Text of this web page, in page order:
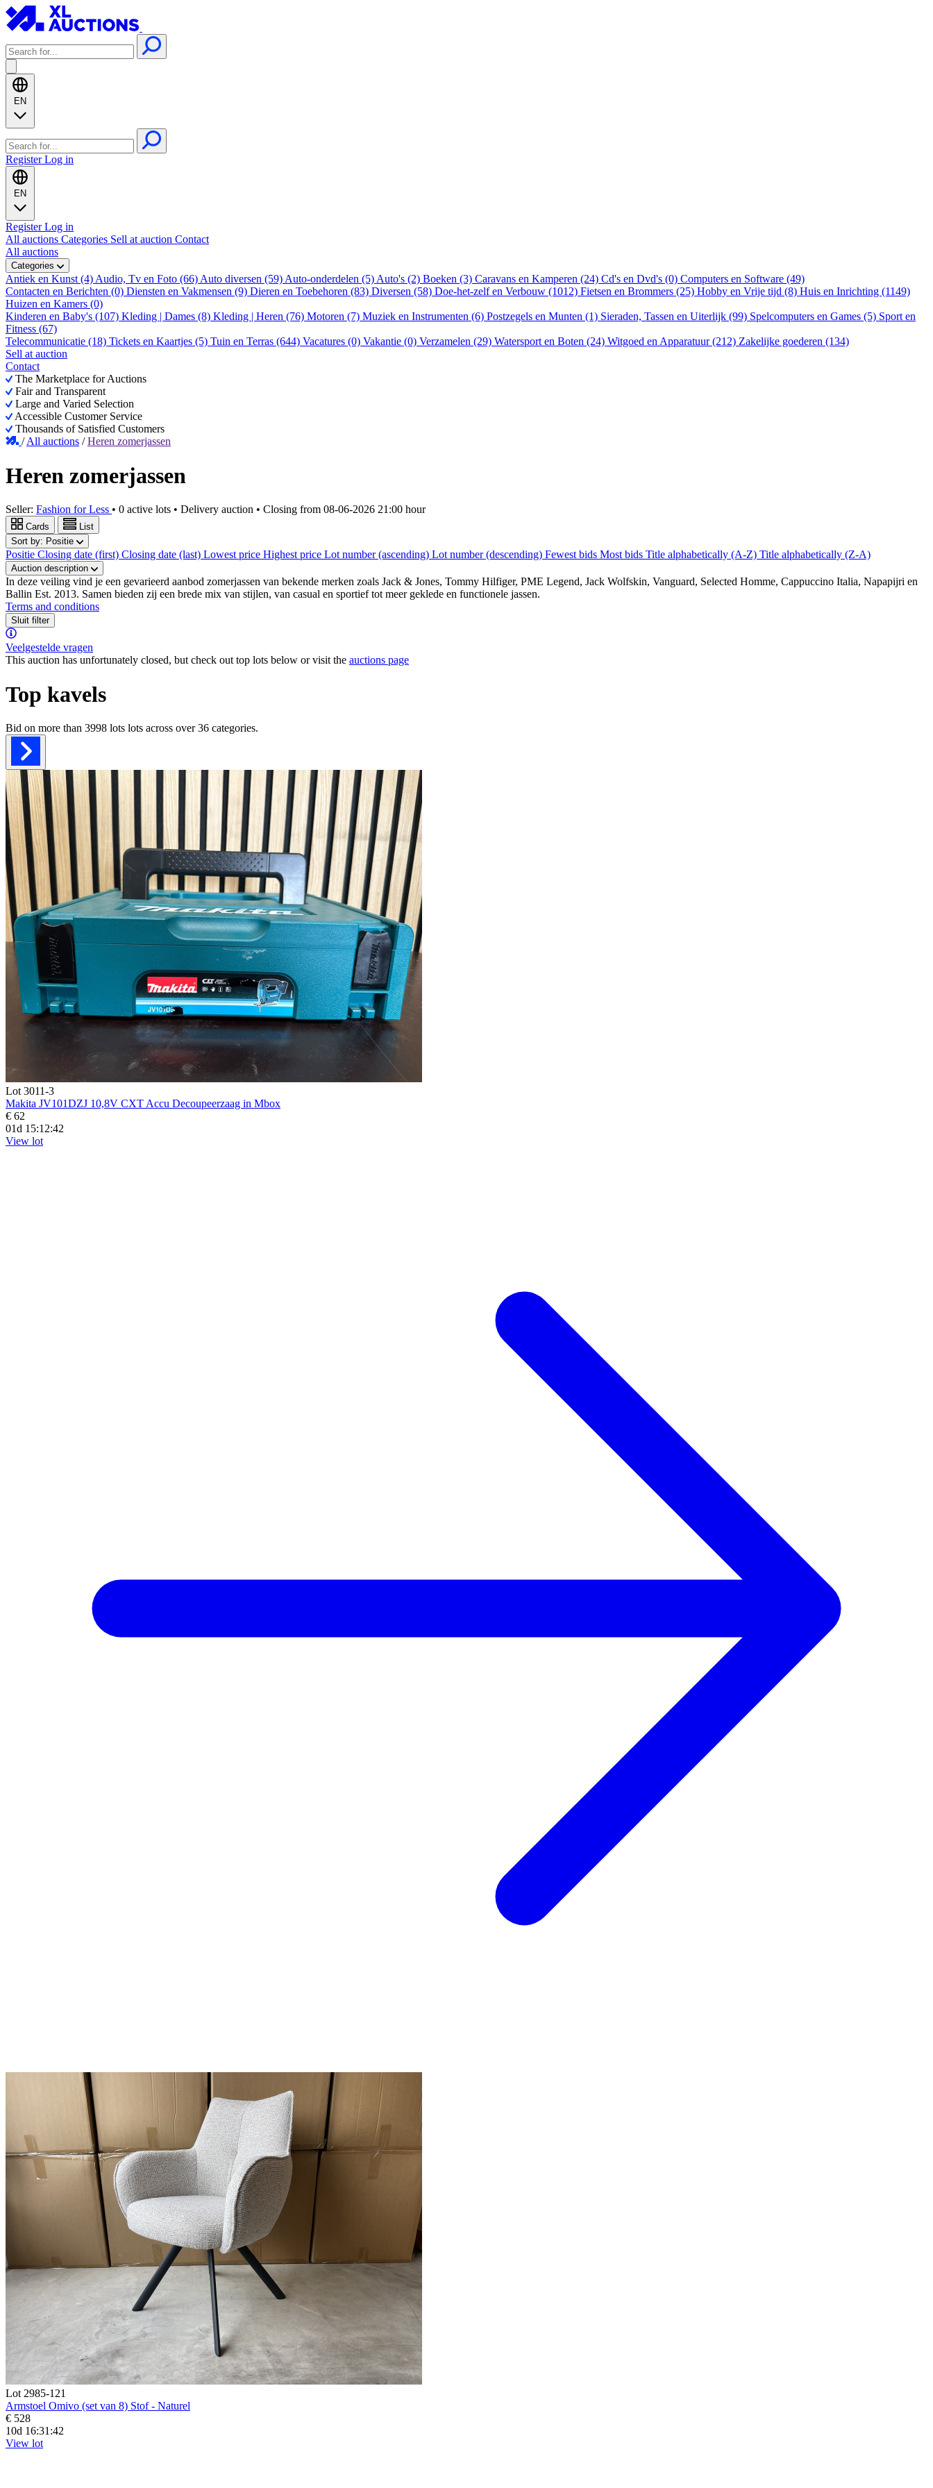
EN
RegisterLog in
EN
RegisterLog in
All auctions Categories Sell at auction Contact
All auctions
Categories
Antiek en Kunst (4) Audio, Tv en Foto (66) Auto diversen (59) Auto-onderdelen (5) Auto's (2) Boeken (3) Caravans en Kamperen (24) Cd's en Dvd's (0) Computers en Software (49)
Contacten en Berichten (0) Diensten en Vakmensen (9) Dieren en Toebehoren (83) Diversen (58) Doe-het-zelf en Verbouw (1012) Fietsen en Brommers (25) Hobby en Vrije tijd (8) Huis en Inrichting (1149)
Huizen en Kamers (0)
Kinderen en Baby's (107) Kleding | Dames (8) Kleding | Heren (76) Motoren (7) Muziek en Instrumenten (6) Postzegels en Munten (1) Sieraden, Tassen en Uiterlijk (99) Spelcomputers en Games (5) Sport en
Fitness (67)
Telecommunicatie (18) Tickets en Kaartjes (5) Tuin en Terras (644) Vacatures (0) Vakantie (0) Verzamelen (29) Watersport en Boten (24) Witgoed en Apparatuur (212) Zakelijke goederen (134)
Sell at auction
Contact
The Marketplace for Auctions
Fair and Transparent
Large and Varied Selection
Accessible Customer Service
Thousands of Satisfied Customers
/All auctions /Heren zomerjassen
Heren zomerjassen
Seller: Fashion for Less • 0 active lots • Delivery auction • Closing from 08-06-2026 21:00 hour
Cards
List
Sort by: Positie
Positie Closing date (first) Closing date (last) Lowest price Highest price Lot number (ascending) Lot number (descending) Fewest bids Most bids Title alphabetically (A-Z) Title alphabetically (Z-A)
Auction description
In deze veiling vind je een gevarieerd aanbod zomerjassen van bekende merken zoals Jack & Jones, Tommy Hilfiger, PME Legend, Jack Wolfskin, Vanguard, Selected Homme, Cappuccino Italia, Napapijri en
Ballin Est. 2013. Samen bieden zij een brede mix van stijlen, van casual en sportief tot meer geklede en functionele jassen.
Terms and conditions
Sluit filter
Veelgestelde vragen
This auction has unfortunately closed, but check out top lots below or visit the auctions page
Top kavels
Bid on more than 3998 lots lots across over36 categories.
Lot 3011-3
Makita JV101DZJ 10,8V CXT Accu Decoupeerzaag in Mbox
€ 62
01d 15:12:41
View lot
Lot 2985-121
Armstoel Omivo (set van 8) Stof - Naturel
€ 528
10d 16:31:41
View lot